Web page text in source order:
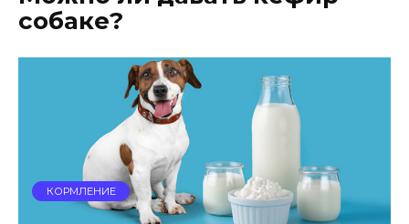
собаке?
КОРМЛЕНИЕ